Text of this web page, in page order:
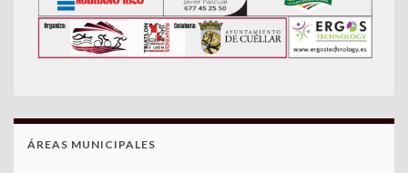
ÁREAS MUNICIPALES